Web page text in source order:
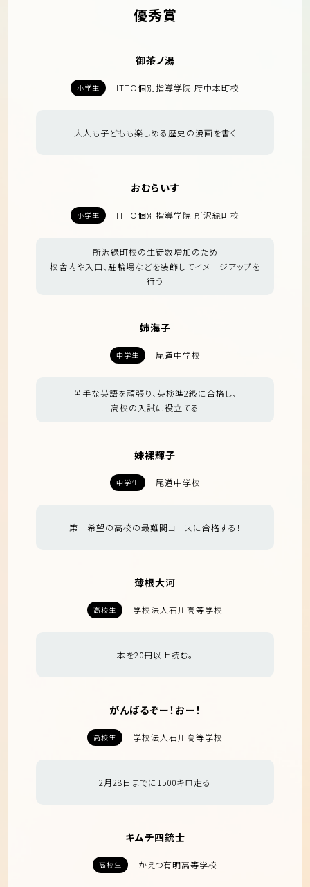
優秀賞
御茶ノ湯
小学生 ITTO個別指導学院 府中本町校
大人も子どもも楽しめる歴史の漫画を書く
おむらいす
小学生 ITTO個別指導学院 所沢緑町校
所沢緑町校の生徒数増加のため
校舎内や入口、駐輪場などを装飾してイメージアップを
行う
姉海子
中学生 尾道中学校
苦手な英語を頑張り、英検準2級に合格し、
高校の入試に役立てる
妹裸輝子
中学生 尾道中学校
第一希望の高校の最難関コースに合格する！
薄根大河
高校生 学校法人石川高等学校
本を20冊以上読む。
がんばるぞー！おー！
高校生 学校法人石川高等学校
2月28日までに1500キロ走る
キムチ四銃士
高校生 かえつ有明高等学校